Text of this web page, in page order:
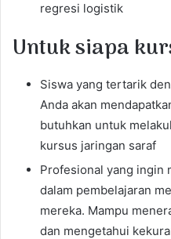
regresi logistik
Untuk siapa
Siswa yang tertarik
Anda akan
butuhkan untuk
kursus jaringan saraf
Profesional yang ingin
dalam pembelajaran
mereka. Mampu
dan mengetahui